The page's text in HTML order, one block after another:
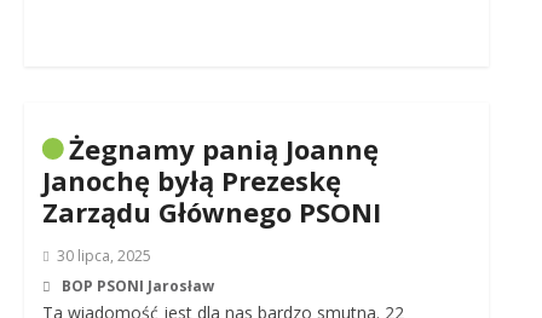
Żegnamy panią Joannę
Janochę byłą Prezeskę
Zarządu Głównego PSONI
30 lipca, 2025
BOP PSONI Jarosław
Ta wiadomość jest dla nas bardzo smutna. 22